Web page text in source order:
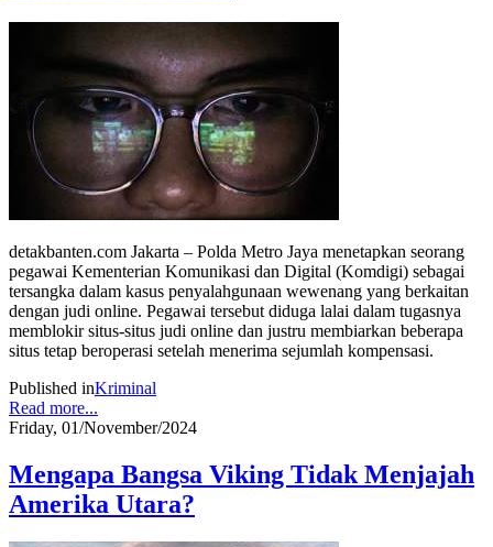
detakbanten.com Jakarta – Polda Metro Jaya menetapkan seorang
pegawai Kementerian Komunikasi dan Digital (Komdigi) sebagai
tersangka dalam kasus penyalahgunaan wewenang yang berkaitan
dengan judi online. Pegawai tersebut diduga lalai dalam tugasnya
memblokir situs-situs judi online dan justru membiarkan beberapa
situs tetap beroperasi setelah menerima sejumlah kompensasi.
Published inKriminal
Read more...
Friday, 01/November/2024
Mengapa Bangsa Viking Tidak Menjajah
Amerika Utara?